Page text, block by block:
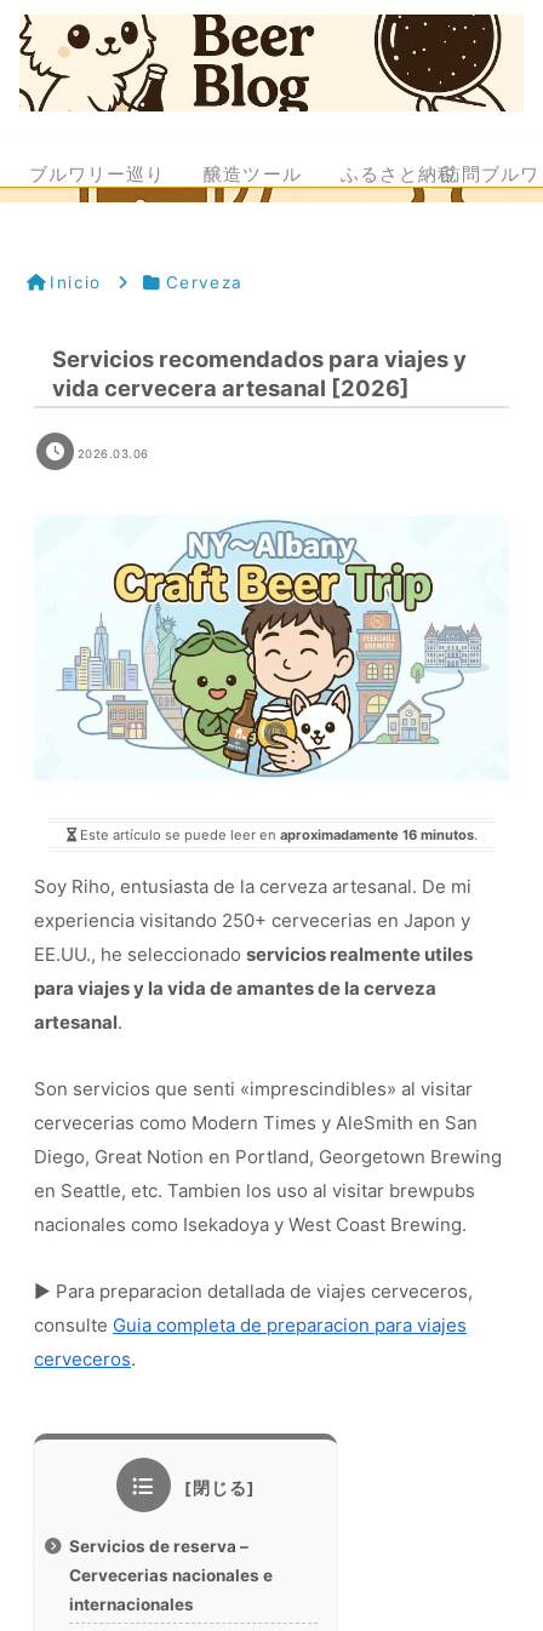
ブルワリー巡り 醸造ツール ふるさと納税訪問ブル
Inicio Cerveza
Servicios recomendados para viajes y
vida cervecera artesanal [2026]
2026.03.06
Este artículo se puede leer en aproximadamente 16 minutos.
Soy Riho, entusiasta de la cerveza artesanal. De mi
experiencia visitando 250+ cervecerias en Japon y
EE.UU., he seleccionado servicios realmente utiles
para viajes y la vida de amantes de la cerveza
artesanal.
Son servicios que senti «imprescindibles» al visitar
cervecerias como Modern Times y AleSmith en San
Diego, Great Notion en Portland, Georgetown Brewing
en Seattle, etc. Tambien los uso al visitar brewpubs
nacionales como Isekadoya y West Coast Brewing.
▶ Para preparacion detallada de viajes cerveceros,
consulte Guia completa de preparacion para viajes
cerveceros.
Servicios de reserva –
Cervecerias nacionales e
internacionales